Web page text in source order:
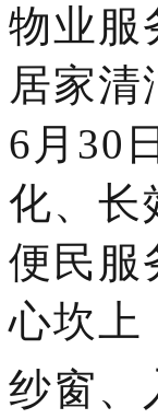
物业服
居家
6月30
化、长
便民服
心坎上
纱窗、